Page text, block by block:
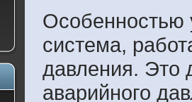
Особенностью
система,
давления. Это
аварийного